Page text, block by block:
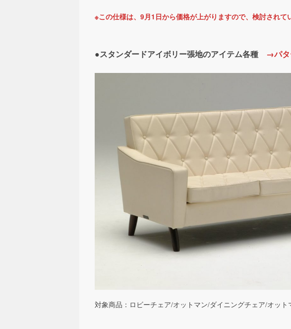
※この仕様は、9月1日から価格が上がりますので、検討されて
●スタンダードアイボリー張地のアイテム各種 →パタ
対象商品：ロビーチェア/オットマン/ダイニングチェア/オット